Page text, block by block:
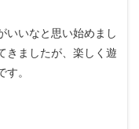
いいなと思い始めまし
きましたが、楽しく遊
。